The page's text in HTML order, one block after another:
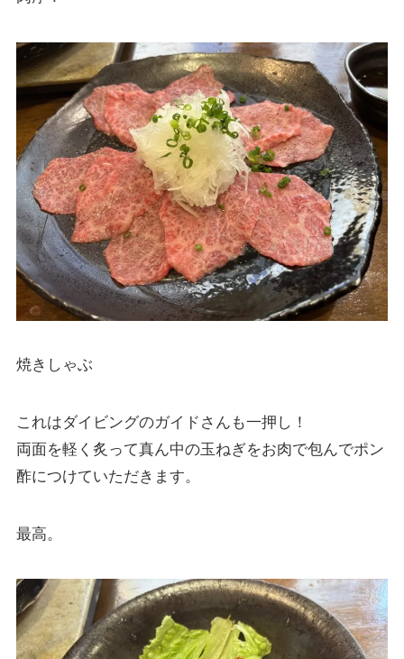
焼きしゃぶ
これはダイビングのガイドさんも一押し！
両面を軽く炙って真ん中の玉ねぎをお肉で包んでポン
酢につけていただきます。
最高。